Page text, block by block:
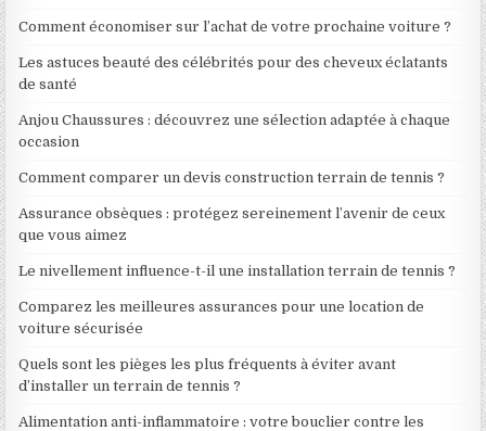
Comment économiser sur l’achat de votre prochaine voiture ?
Les astuces beauté des célébrités pour des cheveux éclatants
de santé
Anjou Chaussures : découvrez une sélection adaptée à chaque
occasion
Comment comparer un devis construction terrain de tennis ?
Assurance obsèques : protégez sereinement l’avenir de ceux
que vous aimez
Le nivellement influence-t-il une installation terrain de tennis ?
Comparez les meilleures assurances pour une location de
voiture sécurisée
Quels sont les pièges les plus fréquents à éviter avant
d’installer un terrain de tennis ?
Alimentation anti-inflammatoire : votre bouclier contre les